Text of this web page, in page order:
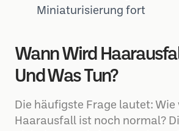
Miniaturisierung fort
Wann Wird
Und Was Tun?
Die häufigste Frage lautet: Wie
Haarausfall ist noch normal?